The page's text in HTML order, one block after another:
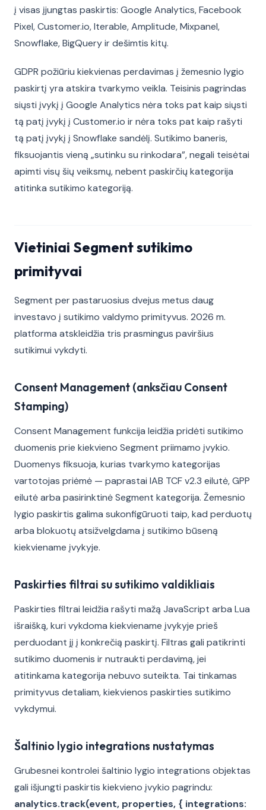
į visas įjungtas paskirtis: Google Analytics, Facebook
Pixel, Customer.io, Iterable, Amplitude, Mixpanel,
Snowflake, BigQuery ir dešimtis kitų.
GDPR požiūriu kiekvienas perdavimas į žemesnio lygio
paskirtį yra atskira tvarkymo veikla. Teisinis pagrindas
siųsti įvykį į Google Analytics nėra toks pat kaip siųsti
tą patį įvykį į Customer.io ir nėra toks pat kaip rašyti
tą patį įvykį į Snowflake sandėlį. Sutikimo baneris,
fiksuojantis vieną „sutinku su rinkodara”, negali teisėtai
apimti visų šių veiksmų, nebent paskirčių kategorija
atitinka sutikimo kategoriją.
Vietiniai Segment sutikimo
primityvai
Segment per pastaruosius dvejus metus daug
investavo į sutikimo valdymo primityvus. 2026 m.
platforma atskleidžia tris prasmingus paviršius
sutikimui vykdyti.
Consent Management (anksčiau Consent
Stamping)
Consent Management funkcija leidžia pridėti sutikimo
duomenis prie kiekvieno Segment priimamo įvykio.
Duomenys fiksuoja, kurias tvarkymo kategorijas
vartotojas priėmė — paprastai IAB TCF v2.3 eilutė, GPP
eilutė arba pasirinktinė Segment kategorija. Žemesnio
lygio paskirtis galima sukonfigūruoti taip, kad perduotų
arba blokuotų atsižvelgdama į sutikimo būseną
kiekviename įvykyje.
Paskirties filtrai su sutikimo valdikliais
Paskirties filtrai leidžia rašyti mažą JavaScript arba Lua
išraišką, kuri vykdoma kiekviename įvykyje prieš
perduodant jį į konkrečią paskirtį. Filtras gali patikrinti
sutikimo duomenis ir nutraukti perdavimą, jei
atitinkama kategorija nebuvo suteikta. Tai tinkamas
primityvus detaliam, kiekvienos paskirties sutikimo
vykdymui.
Šaltinio lygio integrations nustatymas
Grubesnei kontrolei šaltinio lygio integrations objektas
gali išjungti paskirtis kiekvieno įvykio pagrindu:
analytics.track(event, properties, { integrations: